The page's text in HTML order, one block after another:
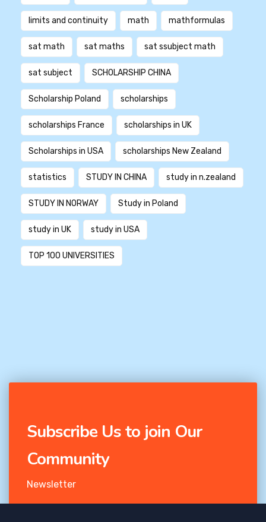
limits and continuity math mathformulas
sat math sat maths sat ssubject math
sat subject SCHOLARSHIP CHINA
Scholarship Poland scholarships
scholarships France scholarships in UK
Scholarships in USA scholarships New Zealand
statistics STUDY IN CHINA study in n.zealand
STUDY IN NORWAY Study in Poland
study in UK study in USA
TOP 100 UNIVERSITIES
Subscribe Us to join Our
Community
Newsletter